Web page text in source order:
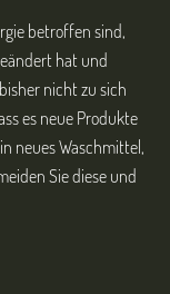
betroffen sind,
hat und
nicht zu sich
es neue Produkte
neues Waschmittel,
Sie diese und